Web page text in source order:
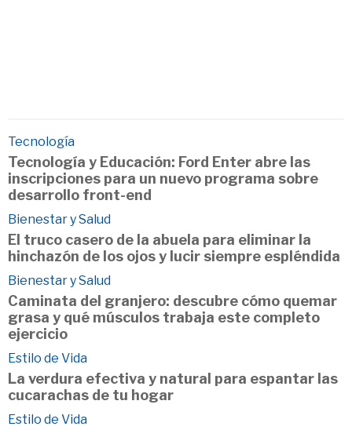
Tecnología
Tecnología y Educación: Ford Enter abre las
inscripciones para un nuevo programa sobre
desarrollo front-end
Bienestar y Salud
El truco casero de la abuela para eliminar la
hinchazón de los ojos y lucir siempre espléndida
Bienestar y Salud
Caminata del granjero: descubre cómo quemar
grasa y qué músculos trabaja este completo
ejercicio
Estilo de Vida
La verdura efectiva y natural para espantar las
cucarachas de tu hogar
Estilo de Vida